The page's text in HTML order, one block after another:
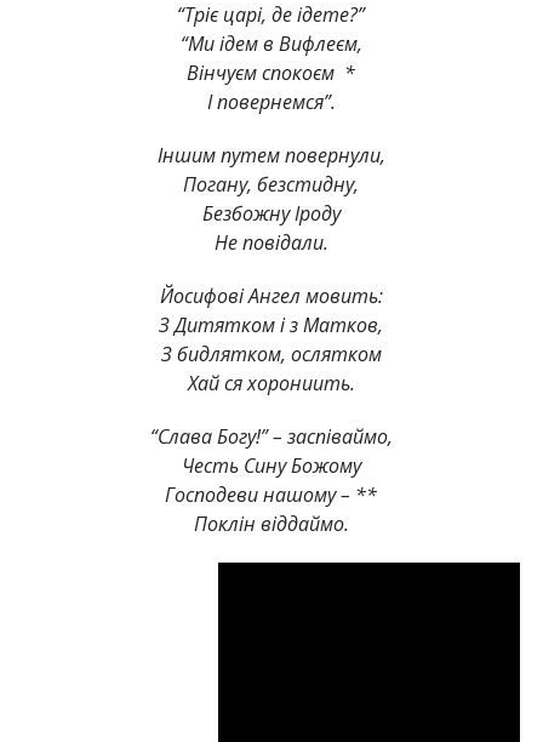
“Тріє царі, де ідете?”
“Ми ідем в Вифлеєм,
Вінчуєм спокоєм *
І повернемся”.
Іншим путем повернули,
Погану, безстидну,
Безбожну Іроду
Не повідали.
Йосифові Ангел мовить:
З Дитятком і з Матков,
З бидлятком, ослятком
Хай ся хорониить.
“Слава Богу!” – заспіваймо,
Честь Сину Божому
Господеви нашому – **
Поклін віддаймо.